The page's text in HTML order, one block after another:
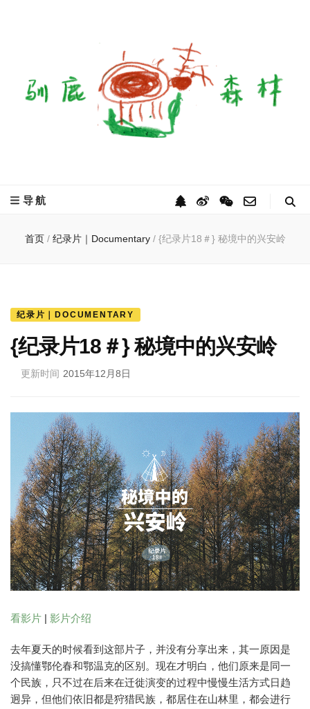
导航
首页 / 纪录片｜Documentary / {纪录片18＃} 秘境中的兴安岭
纪录片｜DOCUMENTARY
{纪录片18＃} 秘境中的兴安岭
更新时间 2015年12月8日
看影片 | 影片介绍
去年夏天的时候看到这部片子，并没有分享出来，其一原因是
没搞懂鄂伦春和鄂温克的区别。现在才明白，他们原来是同一
个民族，只不过在后来在迁徙演变的过程中慢慢生活方式日趋
迥异，但他们依旧都是狩猎民族，都居住在山林里，都会进行